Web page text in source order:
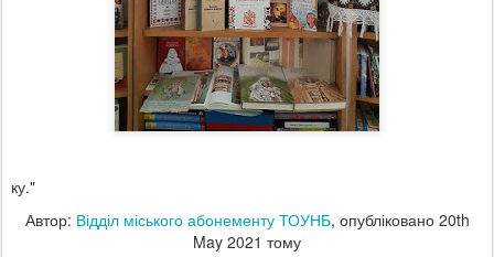
ку."
Автор: Відділ міського абонементу ТОУНБ, опубліковано 20th
May 2021 тому